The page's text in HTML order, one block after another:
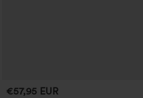
€57,95 EUR